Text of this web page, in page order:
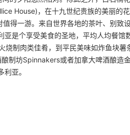
House)，在十九世纪贵族的美丽的
得一游。来自世界各地的茶叶、别致
是个享受美食的圣地，平均人均餐馆
制肉类佳肴，到平民美味如炸鱼块薯
制坊Spinnakers或者加拿大啤酒酿造
亚。